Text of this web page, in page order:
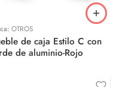
OTROS
de caja Estilo C con
de aluminio-Rojo